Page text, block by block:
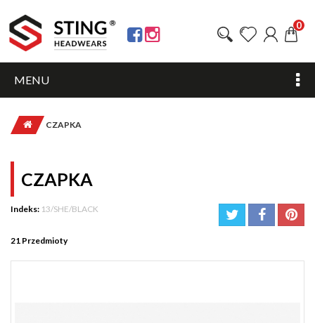
0
MENU
CZAPKA
CZAPKA
Indeks: 13/SHE/BLACK
21 Przedmioty